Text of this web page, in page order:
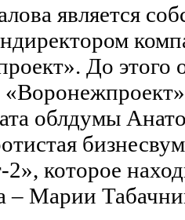
является
До этого
облдумы
которое
Марии